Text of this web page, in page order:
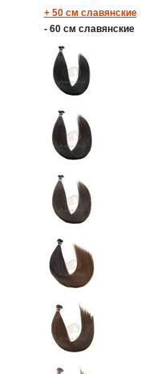
+50 см славянские
-60 см славянские